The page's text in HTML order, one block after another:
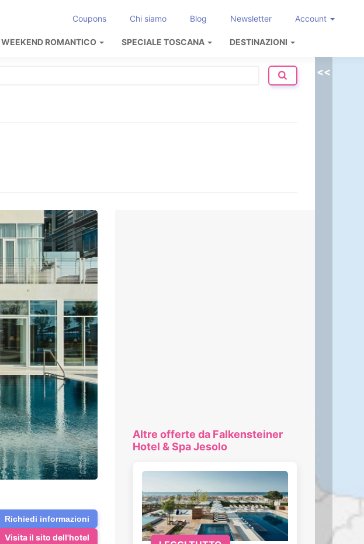
Coupons Chi siamo Blog Newsletter Account
WEEKEND ROMANTICO SPECIALE TOSCANA DESTINAZIONI
Richiedi informazioni
Visita il sito dell'hotel
Altre offerte da Falkensteiner
Hotel & Spa Jesolo
<<